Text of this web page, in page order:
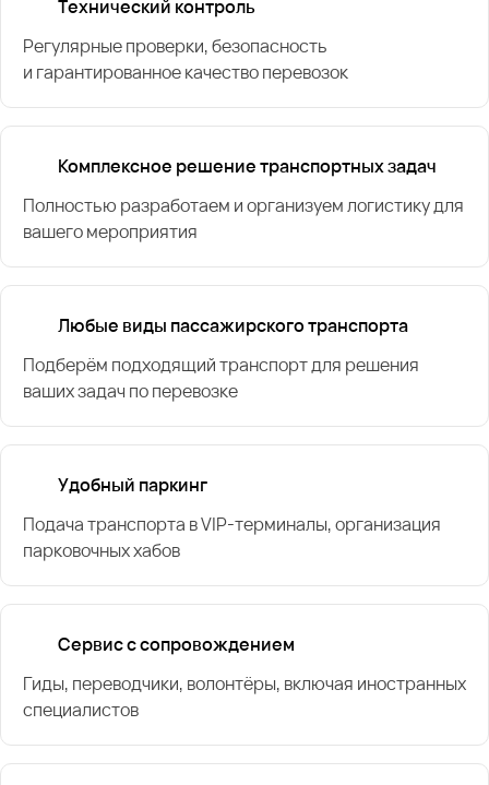
Технический контроль
Регулярные проверки, безопасность
и гарантированное качество перевозок
Комплексное решение транспортных задач
Полностью разработаем и организуем логистику для
вашего мероприятия
Любые виды пассажирского транспорта
Подберём подходящий транспорт для решения
ваших задач по перевозке
Удобный паркинг
Подача транспорта в VIP-терминалы, организация
парковочных хабов
Сервис с сопровождением
Гиды, переводчики, волонтёры, включая иностранных
специалистов